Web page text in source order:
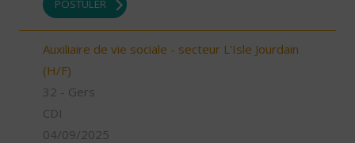
POSTULER
Auxiliaire de vie sociale - secteur L'Isle Jourdain
(H/F)
32 - Gers
CDI
04/09/2025